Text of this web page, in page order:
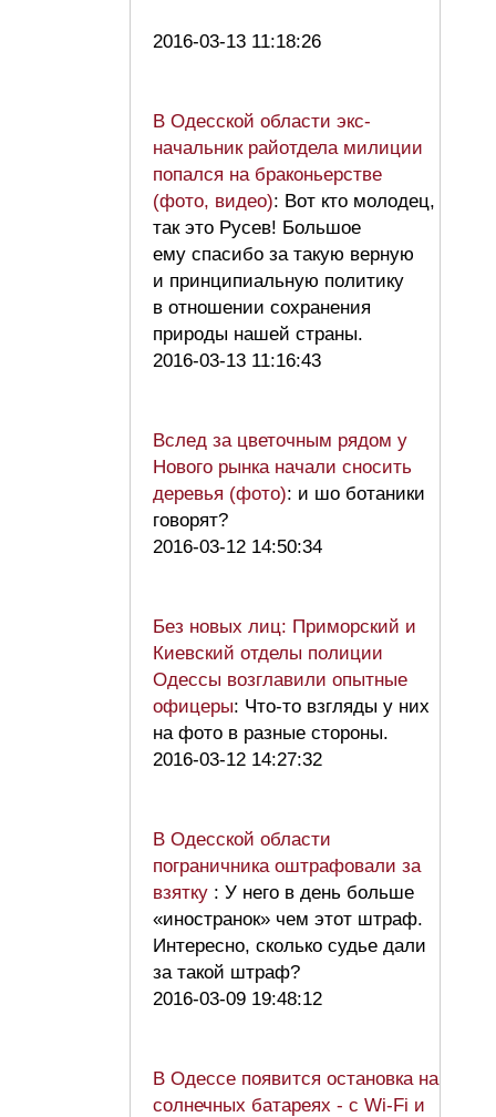
2016-03-13 11:18:26
В Одесской области экс-
начальник райотдела милиции
попался на браконьерстве
(фото, видео): Вот кто молодец,
так это Русев! Большое
ему спасибо за такую верную
и принципиальную политику
в отношении сохранения
природы нашей страны.
2016-03-13 11:16:43
Вслед за цветочным рядом у
Нового рынка начали сносить
деревья (фото): и шо ботаники
говорят?
2016-03-12 14:50:34
Без новых лиц: Приморский и
Киевский отделы полиции
Одессы возглавили опытные
офицеры: Что-то взгляды у них
на фото в разные стороны.
2016-03-12 14:27:32
В Одесской области
пограничника оштрафовали за
взятку : У него в день больше
«иностранок» чем этот штраф.
Интересно, сколько судье дали
за такой штраф?
2016-03-09 19:48:12
В Одессе появится остановка на
солнечных батареях - с Wi-Fi и